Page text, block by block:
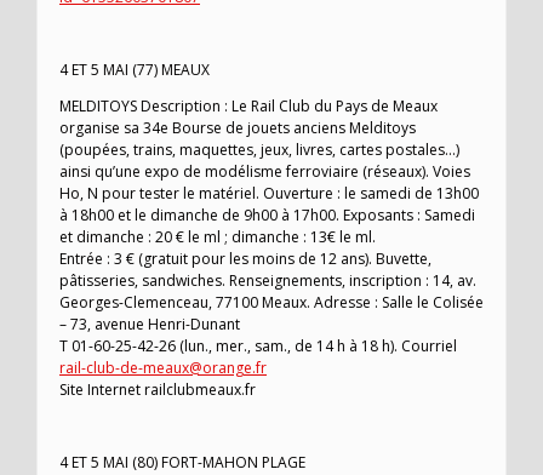
4 ET 5 MAI (77) MEAUX
MELDITOYS Description : Le Rail Club du Pays de Meaux
organise sa 34e Bourse de jouets anciens Melditoys
(poupées, trains, maquettes, jeux, livres, cartes postales…)
ainsi qu’une expo de modélisme ferroviaire (réseaux). Voies
Ho, N pour tester le matériel. Ouverture : le samedi de 13h00
à 18h00 et le dimanche de 9h00 à 17h00. Exposants : Samedi
et dimanche : 20 € le ml ; dimanche : 13€ le ml.
Entrée : 3 € (gratuit pour les moins de 12 ans). Buvette,
pâtisseries, sandwiches. Renseignements, inscription : 14, av.
Georges-Clemenceau, 77100 Meaux. Adresse : Salle le Colisée
– 73, avenue Henri-Dunant
T 01-60-25-42-26 (lun., mer., sam., de 14 h à 18 h). Courriel
rail-club-de-meaux@orange.fr
Site Internet railclubmeaux.fr
4 ET 5 MAI (80) FORT-MAHON PLAGE